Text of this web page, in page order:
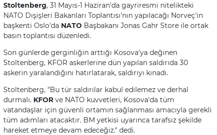
Stoltenberg, 31 Mayıs-1 Haziran'da gayriresmi nitelikteki
NATO Dışişleri Bakanları Toplantısı'nın yapılacağı Norveç'in
başkenti Oslo'da NATO Başbakanı Jonas Gahr Store ile ortak
basın toplantısı düzenledi.
Son günlerde gerginliğin arttığı Kosova'ya değinen
Stoltenberg, KFOR askerlerine dün yapılan saldırıda 30
askerin yaralandığını hatırlatarak, saldırıyı kınadı.
Stoltenberg, "Bu tür saldırılar kabul edilemez ve derhal
durmalı. KFOR ve NATO kuvvetleri, Kosova'da tüm
vatandaşlar için güvenli ortamın sağlanması amacıyla gerekli
tüm adımları atacaktır. BM yetkisi uyarınca tarafsız şekilde
hareket etmeye devam edeceğiz." dedi.